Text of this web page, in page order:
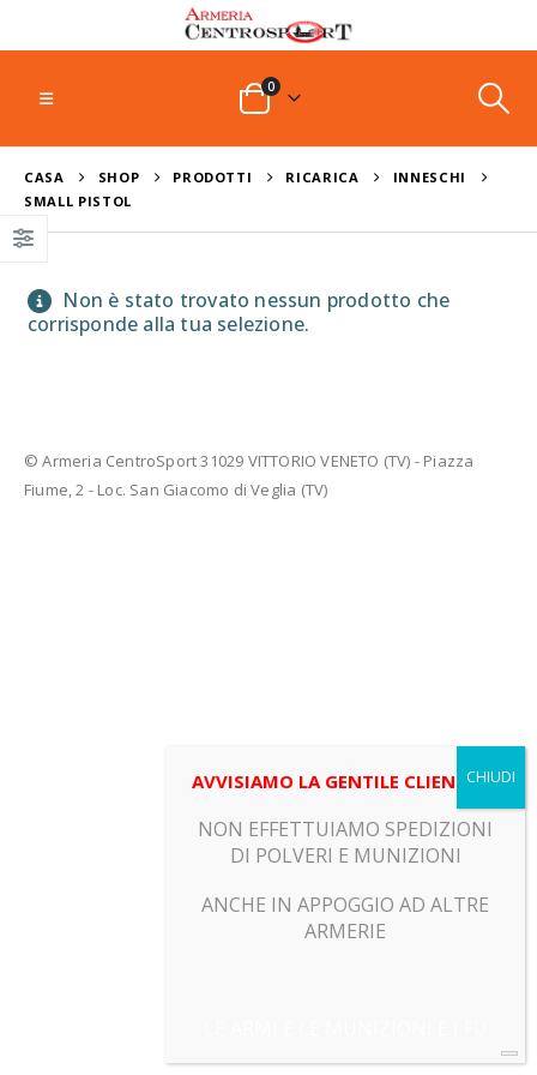
0
CASA SHOP PRODOTTI RICARICA
INNESCHI
SMALL PISTOL
Non è stato trovato nessun prodotto che
corrisponde alla tua selezione.
© Armeria CentroSport 31029 VITTORIO VENETO (TV) - Piazza
Fiume, 2 - Loc. San Giacomo di Veglia (TV)
AVVISIAMO LA GENTILE CLIENTELA
NON EFFETTUIAMO SPEDIZIONI
DI POLVERI E MUNIZIONI
ANCHE IN APPOGGIO AD ALTRE
ARMERIE